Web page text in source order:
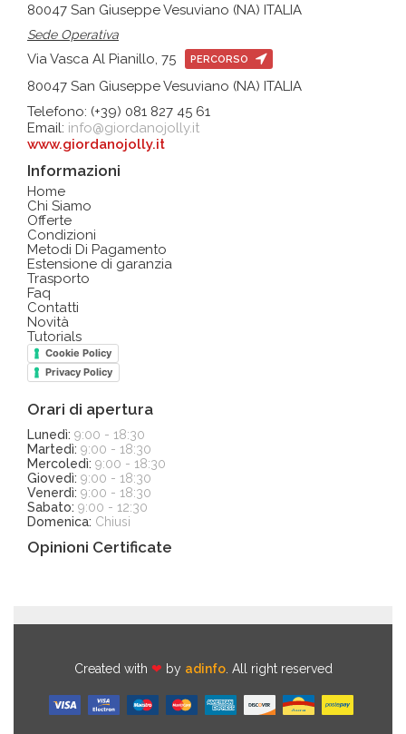
80047 San Giuseppe Vesuviano (NA) ITALIA
Sede Operativa
Via Vasca Al Pianillo, 75 PERCORSO
80047 San Giuseppe Vesuviano (NA) ITALIA
Telefono: (+39) 081 827 45 61
Email: info@giordanojolly.it
www.giordanojolly.it
Informazioni
Home
Chi Siamo
Offerte
Condizioni
Metodi Di Pagamento
Estensione di garanzia
Trasporto
Faq
Contatti
Novità
Tutorials
Cookie Policy
Privacy Policy
Orari di apertura
Lunedì: 9:00 - 18:30
Martedì: 9:00 - 18:30
Mercoledì: 9:00 - 18:30
Giovedì: 9:00 - 18:30
Venerdì: 9:00 - 18:30
Sabato: 9:00 - 12:30
Domenica: Chiusi
Opinioni Certificate
Created with ❤ by adinfo. All right reserved